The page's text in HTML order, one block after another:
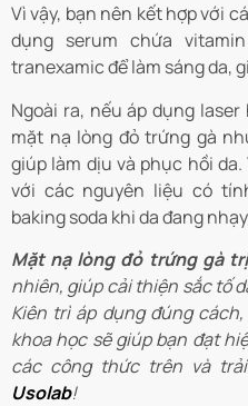
Vì vậy, bạn nên kết hợp với
dụng serum chứa
tranexamic để làm sáng da,
Ngoài ra, nếu áp dụng
mặt nạ lòng đỏ trứng gà
giúp làm dịu và phục hồi
với các nguyên liệu có
baking soda khi da đang
Mặt nạ lòng đỏ trứng gà
nhiên, giúp cải thiện sắc tố
Kiên trì áp dụng đúng
khoa học sẽ giúp bạn đạt
các công thức trên và
Usolab!